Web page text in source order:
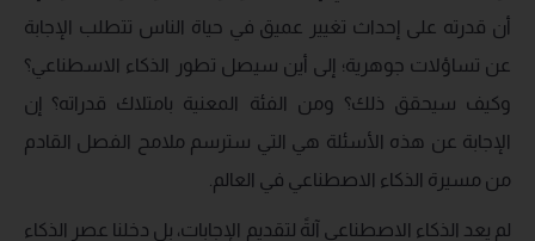
أن قدرته على إحداث تغيير عميق في حياة الناس تتطلب الإجابة
عن تساؤلات جوهرية؛ إلى أين سيصل تطور الذكاء الاسطناعي؟
وكيف سيحقق ذلك؟ ومن الفئة المعنية بامتلاك قدراته؟ إن
الإجابة عن هذه الأسئلة هي التي سترسم ملامح الفصل القادم
من مسيرة الذكاء الاصطناعي في العالم.
لم يعد الذكاء الاصطناعي آلةً لتقديم الإجابات، بل دخلنا عصر الذكاء